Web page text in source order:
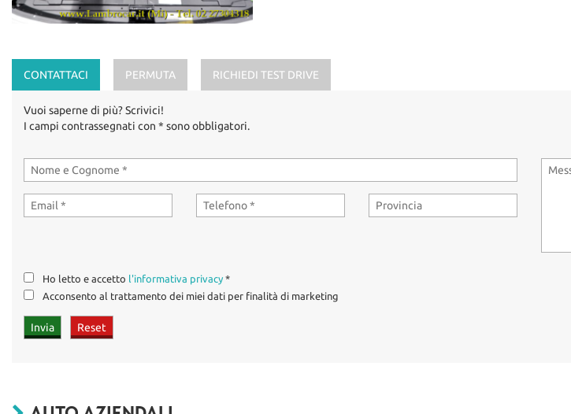
CONTATTACI PERMUTA RICHIEDI TEST DRIVE
Vuoi saperne di più? Scrivici!
I campi contrassegnati con * sono obbligatori.
Ho letto e accetto l'informativa privacy *
Acconsento al trattamento dei miei dati per finalità di marketing